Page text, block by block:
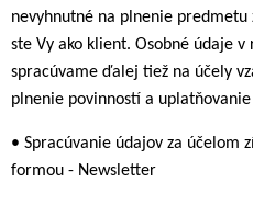
nevyhnutné na plnenie
ste Vy ako klient. Osobné údaje v
spracúvame ďalej tiež na účely
plnenie povinností a
• Spracúvanie údajov za účelom
formou - Newsletter